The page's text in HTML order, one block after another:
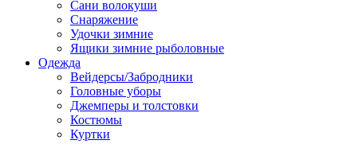
Сани волокуши
Снаряжение
Удочки зимние
Ящики зимние рыболовные
Одежда
Вейдерсы/Забродники
Головные уборы
Джемперы и толстовки
Костюмы
Куртки